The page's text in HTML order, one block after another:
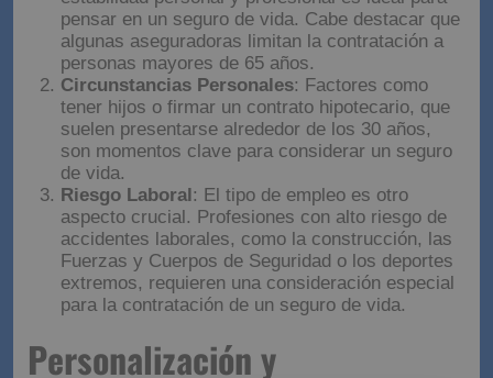
pensar en un seguro de vida. Cabe destacar que
algunas aseguradoras limitan la contratación a
personas mayores de 65 años.
Circunstancias Personales: Factores como
tener hijos o firmar un contrato hipotecario, que
suelen presentarse alrededor de los 30 años,
son momentos clave para considerar un seguro
de vida.
Riesgo Laboral: El tipo de empleo es otro
aspecto crucial. Profesiones con alto riesgo de
accidentes laborales, como la construcción, las
Fuerzas y Cuerpos de Seguridad o los deportes
extremos, requieren una consideración especial
para la contratación de un seguro de vida.
Personalización y